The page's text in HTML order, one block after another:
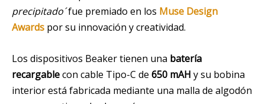
precipitado´fue premiado en los Muse Design
Awards por su innovación y creatividad.
Los dispositivos Beaker tienen una batería
recargablecon cable Tipo-C de 650 mAH y su bobina
interior está fabricada mediante una malla de algodón